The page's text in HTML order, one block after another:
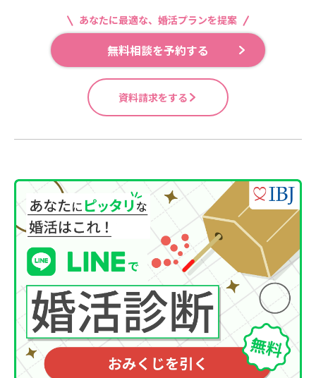
あなたに最適な、婚活プランを提案
無料相談を予約する
資料請求をする